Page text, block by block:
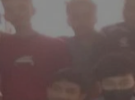
it to make